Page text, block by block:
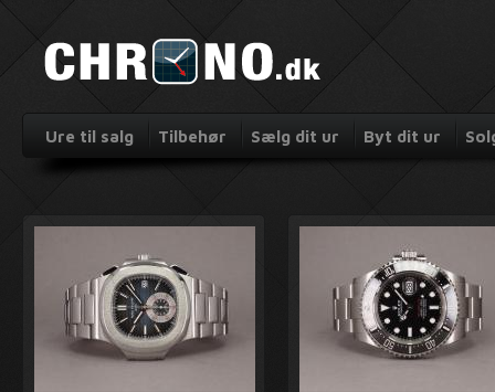
Ure til salg Tilbehør Sælg dit ur Byt dit ur